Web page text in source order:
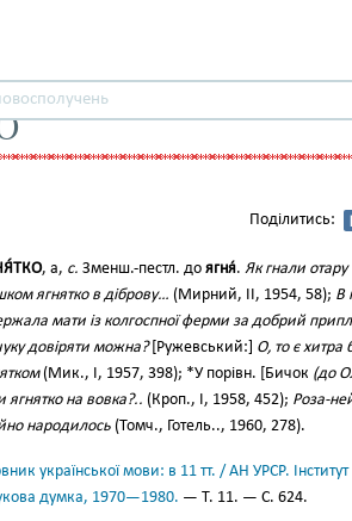
Поділитись:
, а, с. Зменш.-пестл. до ягня́. Як гнали отару
ягнятко в діброву… (Мирний, II, 1954, 58); В
мати із колгоспної ферми за добрий
довіряти можна?[Ружевський:] О, то є хитра
(Мик., І, 1957, 398); *У порівн. [Бичок (до
ягнятко на вовка?.. (Кроп., І, 1958, 452); Роза-
народилось (Томч., Готель.., 1960, 278).
української мови: в 11 тт. / АН УРСР.
думка, 1970—1980. — Т. 11. — С. 624.